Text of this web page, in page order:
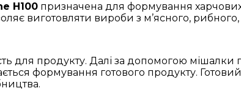
H100 призначена для формування харчових
виготовляти вироби з м’ясного,
для продукту. Далі за допомогою
формування готового продукту.